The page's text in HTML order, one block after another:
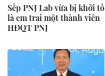
Sếp PNJ Lab vừa bị khởi tố
là em trai một thành viên
HĐQT PNJ